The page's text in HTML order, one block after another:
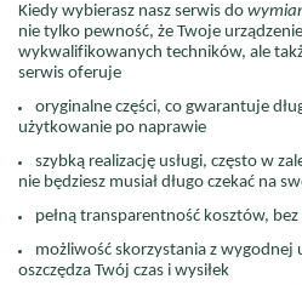
Kiedy wybierasz nasz serwis do
nie tylko pewność, że Twoje
wykwalifikowanych techników, ale
serwis oferuje
oryginalne części, co gwarantuje
użytkowanie po naprawie
szybką realizację usługi, często w
nie będziesz musiał długo czekać na
pełną transparentność kosztów,
możliwość skorzystania z wygodnej
oszczędza Twój czas i wysiłek